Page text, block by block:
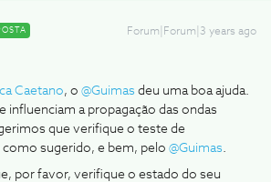
Forum|Forum|3 years ago
Caetano, o @Guimas deu uma boa ajuda.
influenciam a propagação das ondas
que verifique o teste de
sugerido, e bem, pelo @Guimas
por favor, verifique o estado do seu